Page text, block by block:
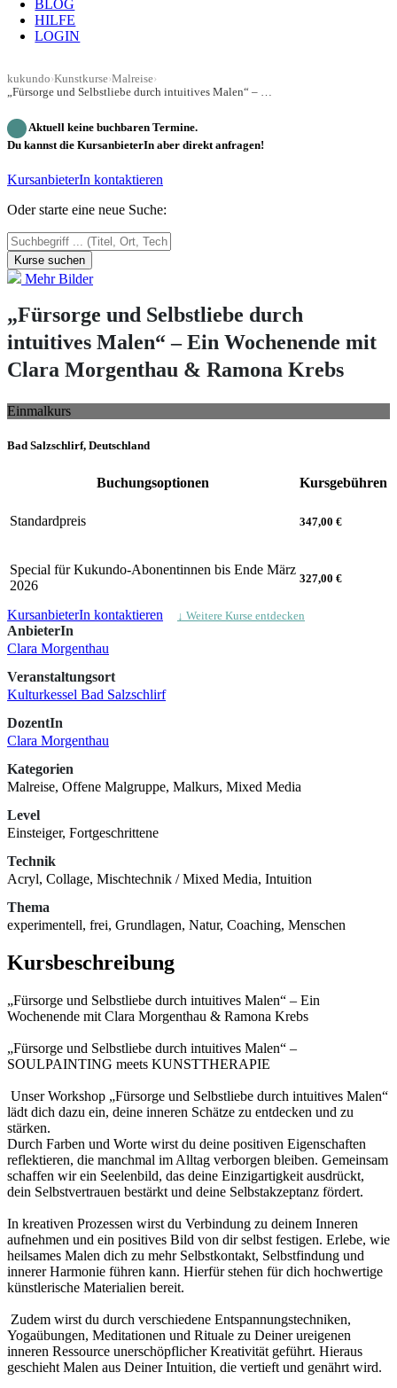
BLOG
HILFE
LOGIN
kukundo›Kunstkurse›Malreise›
„Fürsorge und Selbstliebe durch intuitives Malen“ – Ein Wochenende mit Clara Morgenthau & Ramona Krebs
Aktuell keine buchbaren Termine.
Du kannst die KursanbieterIn aber direkt anfragen!
KursanbieterIn kontaktieren
Oder starte eine neue Suche:
Kurse suchen
Mehr Bilder
„Fürsorge und Selbstliebe durch
intuitives Malen“ – Ein Wochenende mit
Clara Morgenthau & Ramona Krebs
Einmalkurs
Bad Salzschlirf, Deutschland
Buchungsoptionen Kursgebühren
Standardpreis 347,00 €
Special für Kukundo-Abonentinnen bis Ende März
2026
327,00 €
KursanbieterIn kontaktieren ↓ Weitere Kurse entdecken
AnbieterIn
Clara Morgenthau
Veranstaltungsort
Kulturkessel Bad Salzschlirf
DozentIn
Clara Morgenthau
Kategorien
Malreise, Offene Malgruppe, Malkurs, Mixed Media
Level
Einsteiger, Fortgeschrittene
Technik
Acryl, Collage, Mischtechnik / Mixed Media, Intuition
Thema
experimentell, frei, Grundlagen, Natur, Coaching, Menschen
Kursbeschreibung
„Fürsorge und Selbstliebe durch intuitives Malen“ – Ein
Wochenende mit Clara Morgenthau & Ramona Krebs
„Fürsorge und Selbstliebe durch intuitives Malen“ –
SOULPAINTING meets KUNSTTHERAPIE
Unser Workshop „Fürsorge und Selbstliebe durch intuitives Malen“
lädt dich dazu ein, deine inneren Schätze zu entdecken und zu
stärken.
Durch Farben und Worte wirst du deine positiven Eigenschaften
reflektieren, die manchmal im Alltag verborgen bleiben. Gemeinsam
schaffen wir ein Seelenbild, das deine Einzigartigkeit ausdrückt,
dein Selbstvertrauen bestärkt und deine Selbstakzeptanz fördert.
In kreativen Prozessen wirst du Verbindung zu deinem Inneren
aufnehmen und ein positives Bild von dir selbst festigen. Erlebe, wie
heilsames Malen dich zu mehr Selbstkontakt, Selbstfindung und
innerer Harmonie führen kann. Hierfür stehen für dich hochwertige
künstlerische Materialien bereit.
Zudem wirst du durch verschiedene Entspannungstechniken,
Yogaübungen, Meditationen und Rituale zu Deiner ureigenen
inneren Ressource unerschöpflicher Kreativität geführt. Hieraus
geschieht Malen aus Deiner Intuition, die vertieft und genährt wird.